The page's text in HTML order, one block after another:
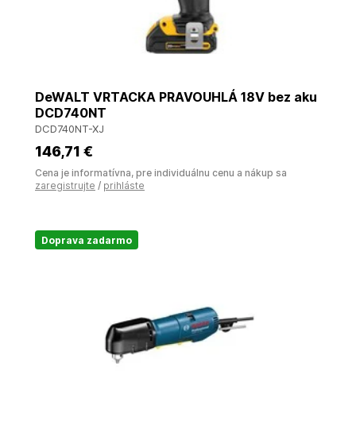
DeWALT VRTACKA PRAVOUHLÁ 18V bez aku
DCD740NT
DCD740NT-XJ
146,71 €
Cena je informatívna, pre individuálnu cenu a nákup sa
zaregistrujte / prihláste
Doprava zadarmo